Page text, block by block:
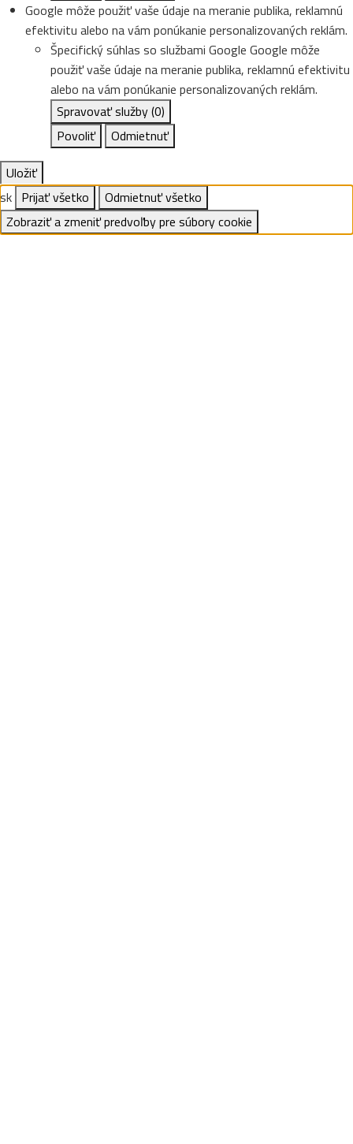
Google môže použiť vaše údaje na meranie publika, reklamnú
efektivitu alebo na vám ponúkanie personalizovaných reklám.
Špecifický súhlas so službami Google Google môže
použiť vaše údaje na meranie publika, reklamnú efektivitu
alebo na vám ponúkanie personalizovaných reklám.
Spravovať služby(0)
Povoliť
Odmietnuť
Uložiť
sk Prijať všetko
Odmietnuť všetko
Zobraziť a zmeniť predvoľby pre súbory cookie